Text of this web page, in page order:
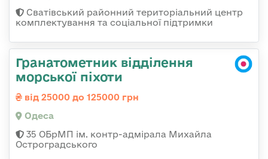
Сватівський районний територіальний центр
комплектування та соціальної підтримки
Гранатометник відділення
морської піхоти
від 25000 до 125000 грн
Одеса
35 ОБрМП ім. контр-адмірала Михайла
Остроградського